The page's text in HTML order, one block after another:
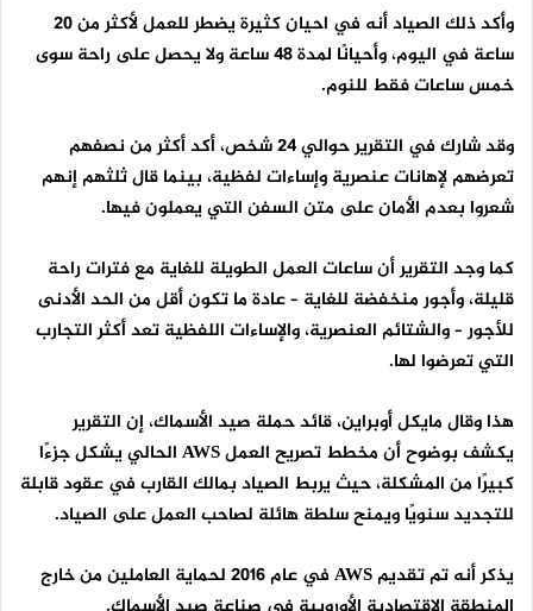
وأكد ذلك الصياد أنه في احيان كثيرة يضطر للعمل لأكثر من 20
ساعة في اليوم، وأحيانًا لمدة 48 ساعة ولا يحصل على راحة سوى
خمس ساعات فقط للنوم.
وقد شارك في التقرير حوالي 24 شخص، أكد أكثر من نصفهم
تعرضهم لإهانات عنصرية وإساءات لفظية، بينما قال ثلثهم إنهم
شعروا بعدم الأمان على متن السفن التي يعملون فيها.
كما وجد التقرير أن ساعات العمل الطويلة للغاية مع فترات راحة
قليلة، وأجور منخفضة للغاية – عادة ما تكون أقل من الحد الأدنى
للأجور – والشتائم العنصرية، والإساءات اللفظية تعد أكثر التجارب
التي تعرضوا لها.
هذا وقال مايكل أوبراين، قائد حملة صيد الأسماك، إن التقرير
يكشف بوضوح أن مخطط تصريح العملAWS الحالي يشكل جزءًا
كبيرًا من المشكلة، حيث يربط الصياد بمالك القارب في عقود قابلة
للتجديد سنويًا ويمنح سلطة هائلة لصاحب العمل على الصياد.
يذكر أنه تم تقديم AWS
في عام 2016 لحماية العاملين من خارج